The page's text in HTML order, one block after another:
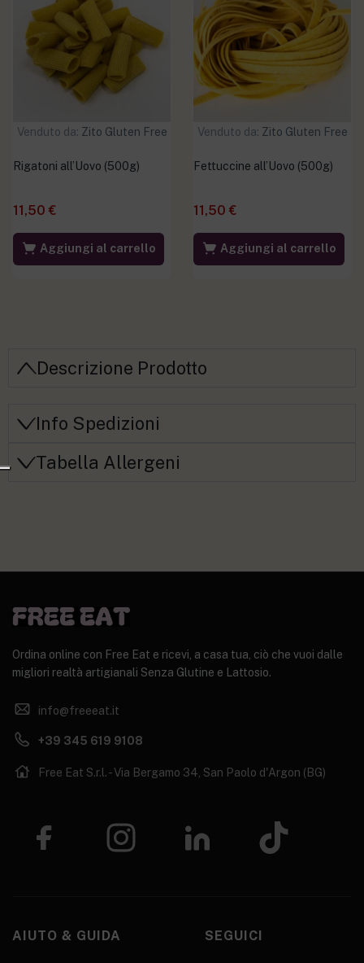
Venduto da: Zito Gluten Free
Rigatoni all’Uovo (500g)
11,50 €
Aggiungi al carrello
Venduto da: Zito Gluten Free
Fettuccine all’Uovo (500g)
11,50 €
Aggiungi al carrello
Descrizione Prodotto
Info Spedizioni
Tabella Allergeni
Ordina online con Free Eat e ricevi, a casa tua, ciò che vuoi dalle
migliori realtà artigianali Senza Glutine e Lattosio.
info@freeeat.it
+39 345 619 9108
Free Eat S.r.l. - Via Bergamo 34, San Paolo d'Argon (BG)
AIUTO & GUIDA SEGUICI